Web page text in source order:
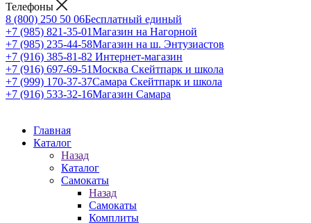
Телефоны
8 (800) 250 50 06Бесплатный единый
+7 (985) 821-35-01Магазин на Нагорной
+7 (985) 235-44-58Магазин на ш. Энтузиастов
+7 (916) 385-81-82 Интернет-магазин
+7 (916) 697-69-51Москва Скейтпарк и школа
+7 (999) 170-37-37Самара Скейтпарк и школа
+7 (916) 533-32-16Магазин Самара
Главная
Каталог
Назад
Каталог
Самокаты
Назад
Самокаты
Комплиты